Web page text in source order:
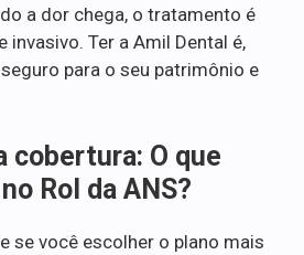
a dor chega, o tratamento é
invasivo. Ter a Amil Dental é,
para o seu patrimônio e
cobertura: O que
Rol da ANS?
se você escolher o plano mais